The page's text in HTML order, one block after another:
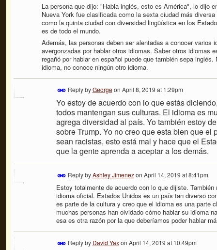
La persona que dijo: "Habla inglés, esto es América", lo dijo
Nueva York fue clasificada como la sexta ciudad más
como la quinta ciudad con diversidad lingüística en los
es de todo el mundo.
Además, las personas deben ser alentadas a conocer varios
avergonzadas por hablar otros idiomas. Saber otros idiomas
regañó por hablar en español puede que también sepa
idioma, no conoce ningún otro idioma.
Reply byGeorgeon April 8, 2019 at 1:29pm
Yo estoy de acuerdo con lo que estás
todos mantengan sus culturas. El idioma es
agrega diversidad al país. Yo también estoy
sobre Trump. Yo no creo que esta bien que el
sean racistas, esto está mal y hace que el
que la gente aprenda a aceptar a los demás.
Reply by Ashley Jimenezon April 14, 2019 at 8:41pm
Estoy totalmente de acuerdo con lo que dijiste.
idioma oficial. Estados Unidos es un país tan diverso
es parte de la cultura y creo que el idioma es una parte
muchas personas han olvidado cómo hablar su idioma
esa es otra razón por la que deberíamos poder hablar
Reply by David Yaxon April 14, 2019 at 10:49pm